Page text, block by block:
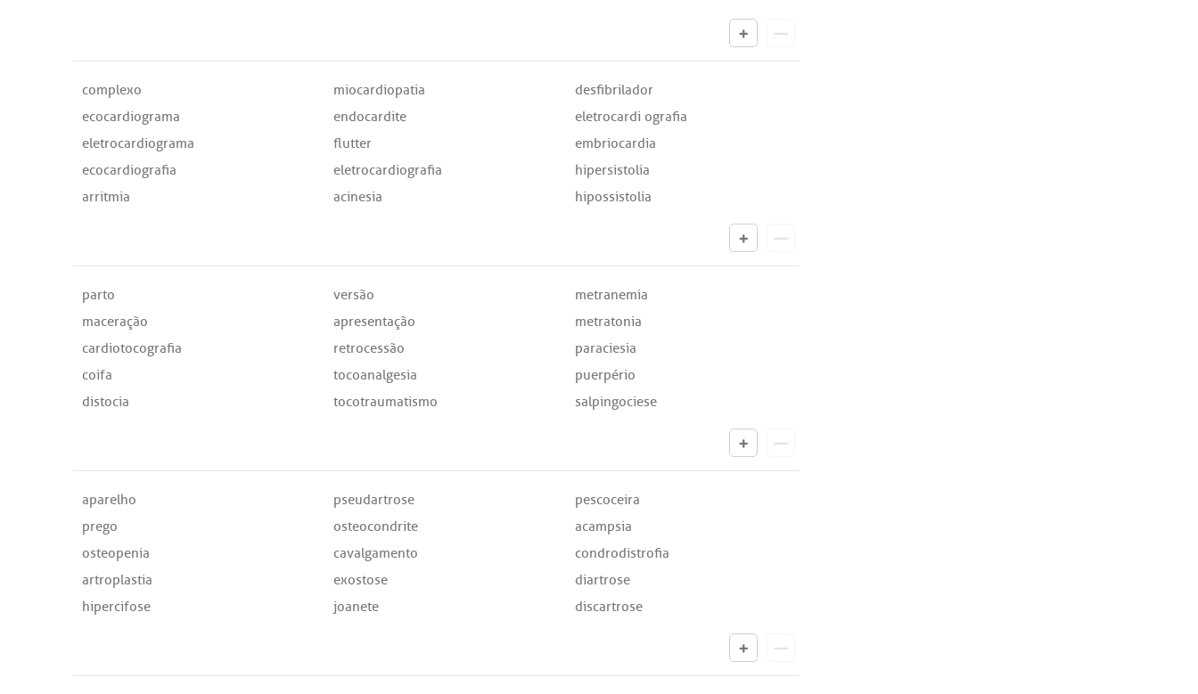
complexo
ecocardiograma
eletrocardiograma
ecocardiografia
arritmia
miocardiopatia
endocardite
flutter
eletrocardiografia
acinesia
desfibrilador
eletrocardi ografia
embriocardia
hipersistolia
hipossistolia
parto
maceração
cardiotocografia
coifa
distocia
versão
apresentação
retrocessão
tocoanalgesia
tocotraumatismo
metranemia
metratonia
paraciesia
puerpério
salpingociese
aparelho
prego
osteopenia
artroplastia
hipercifose
pseudartrose
osteocondrite
cavalgamento
exostose
joanete
pescoceira
acampsia
condrodistrofia
diartrose
discartrose